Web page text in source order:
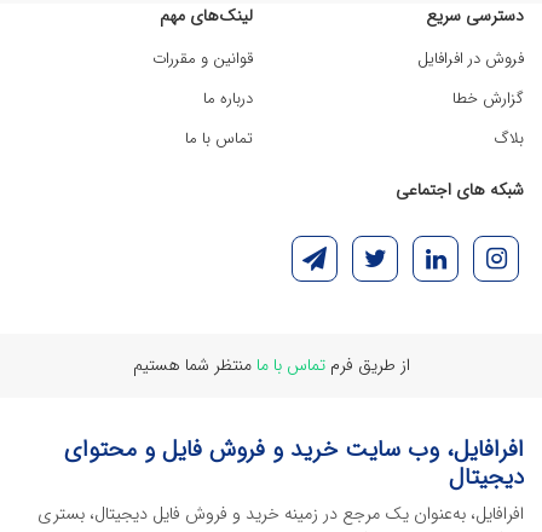
دسترسی سریع
فروش در افرافایل
گزارش خطا
بلاگ
لینک‌های مهم
قوانین و مقررات
درباره ما
تماس با ما
شبکه های اجتماعی
از طریق فرمتماس با ما منتظر شما هستیم
افرافایل، وب سایت خرید و فروش فایل و محتوای
دیجیتال
افرافایل، به‌عنوان یک مرجع در زمینه خرید و فروش فایل دیجیتال، بستری